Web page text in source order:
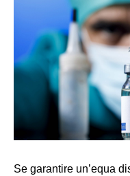
Se garantire un’equa